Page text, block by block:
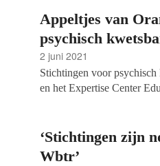
Appeltjes van
psychisch
2 juni 2021
Stichtingen voor
en het Expertise Center
Máxima, die ook bekend
meerjarig programma start
‘Stichtingen zijn
Wbtr’